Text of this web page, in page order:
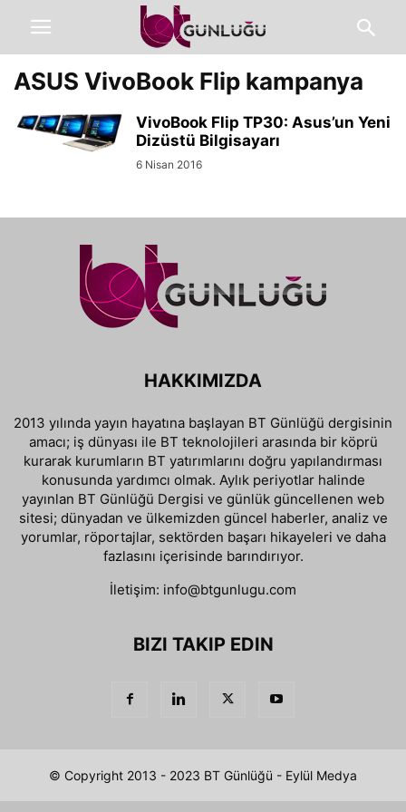
ASUS VivoBook Flip kampanya
VivoBook Flip TP30: Asus’un Yeni
Dizüstü Bilgisayarı
6 Nisan 2016
HAKKIMIZDA
2013 yılında yayın hayatına başlayan BT Günlüğü dergisinin
amacı; iş dünyası ile BT teknolojileri arasında bir köprü
kurarak kurumların BT yatırımlarını doğru yapılandırması
konusunda yardımcı olmak. Aylık periyotlar halinde
yayınlan BT Günlüğü Dergisi ve günlük güncellenen web
sitesi; dünyadan ve ülkemizden güncel haberler, analiz ve
yorumlar, röportajlar, sektörden başarı hikayeleri ve daha
fazlasını içerisinde barındırıyor.
İletişim: info@btgunlugu.com
BIZI TAKIP EDIN
© Copyright 2013 - 2023 BT Günlüğü - Eylül Medya